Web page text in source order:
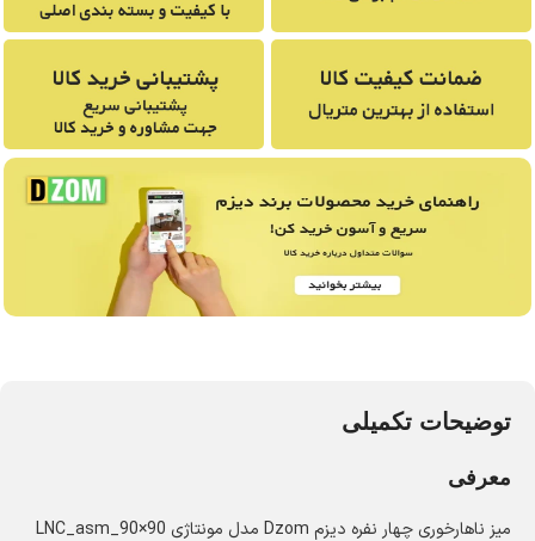
توضیحات تکمیلی
معرفی
میز ناهارخوری چهار نفره دیزم Dzom مدل مونتاژی LNC_asm_90×90